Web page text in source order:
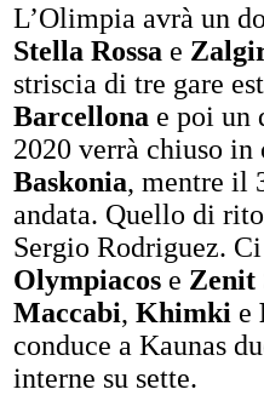
L’Olimpia avrà un
Stella Rossa e
striscia di tre gare
Barcellona e poi un
2020 verrà chiuso
Baskonia, mentre il
andata. Quello di
Sergio Rodriguez.
Olympiacos e Zenit
Maccabi, Khimki e
conduce a Kaunas
interne su sette.